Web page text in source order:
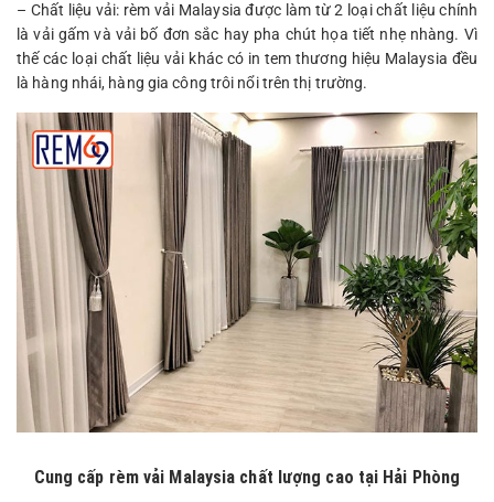
– Chất liệu vải: rèm vải Malaysia được làm từ 2 loại chất liệu chính
là vải gấm và vải bố đơn sắc hay pha chút họa tiết nhẹ nhàng. Vì
thế các loại chất liệu vải khác có in tem thương hiệu Malaysia đều
là hàng nhái, hàng gia công trôi nổi trên thị trường.
Cung cấp rèm vải Malaysia chất lượng cao tại Hải Phòng